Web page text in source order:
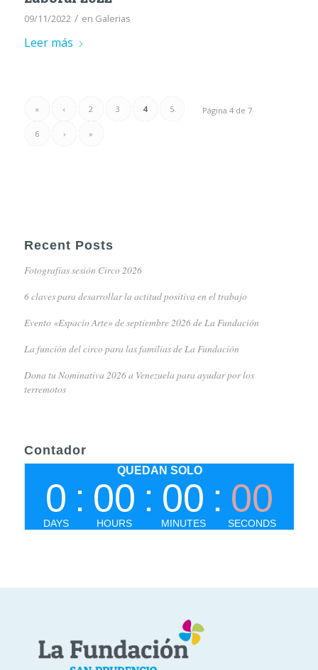
09/11/2022 / en Galerias
Leer más
Página 4 de 7
« ‹ 2 3 4 5
6 › »
Recent Posts
Fotografías sesión Circo 2026
6 claves para desarrollar la actitud positiva en el trabajo
Evento «Espacio Arte» de septiembre 2026 de La Fundación
La función del circo para las familias de La Fundación
Dona tu Nominativa 2026 a Venezuela para ayudar por los
terremotos
Contador